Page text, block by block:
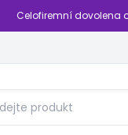
Celofiremní dovolena